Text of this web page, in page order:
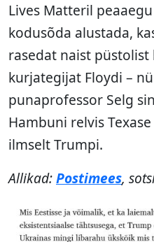
Lives Matteril
kodusõda alustada,
rasedat naist
kurjategijat Floydi –
punaprofessor Selg
Hambuni relvis
ilmselt Trumpi.
Allikad:Postimees,